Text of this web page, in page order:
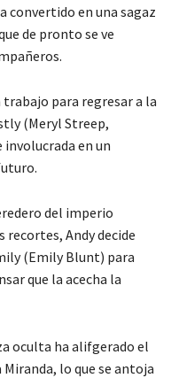
convertido en una sagaz
de pronto se ve
para regresar a la
(Meryl Streep,
involucrada en un
del imperio
Andy decide
(Emily Blunt) para
que la acecha la
oculta ha alifgerado el
lo que se antoja